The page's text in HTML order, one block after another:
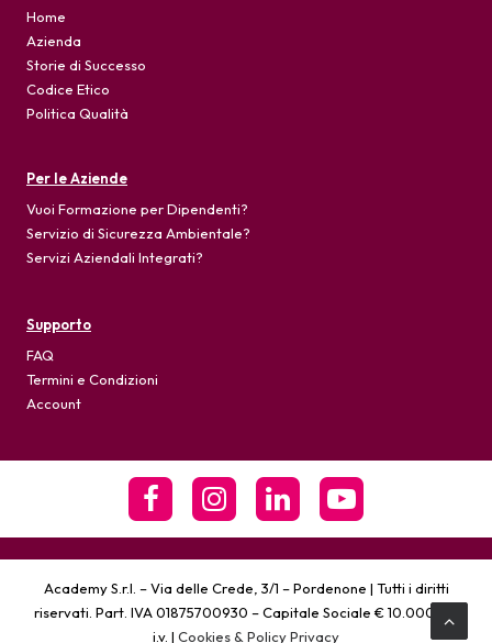
Home
Azienda
Storie di Successo
Codice Etico
Politica Qualità
Per le Aziende
Vuoi Formazione per Dipendenti?
Servizio di Sicurezza Ambientale?
Servizi Aziendali Integrati?
Supporto
FAQ
Termini e Condizioni
Account
Academy S.r.l. – Via delle Crede, 3/1 – Pordenone | Tutti i diritti
riservati. Part. IVA 01875700930 – Capitale Sociale € 10.000,00
i.v. | Cookies & Policy Privacy